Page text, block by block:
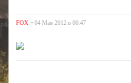
FOX • 04 Мая 2012 в 00:47